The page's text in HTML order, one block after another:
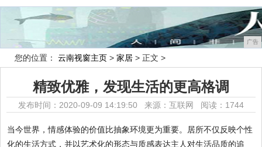
广告
您的位置： 云南视窗主页 > 家居 > 正文 >
精致优雅，发现生活的更高格调
发布时间：2020-09-09 14:19:50 来源：互联网 阅读：1744
当今世界，情感体验的价值比抽象环境更为重要。居所不仅反映个性
化的生活方式，并以艺术化的形态与质感表达主人对生活品质的追